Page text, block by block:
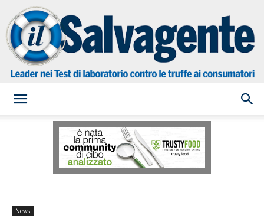
Salvagente
News